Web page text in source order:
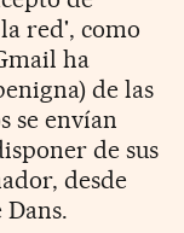
red', como
ha
de las
se envían
de sus
desde